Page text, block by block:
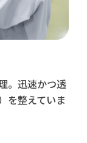
。迅速かつ透
を整えていま